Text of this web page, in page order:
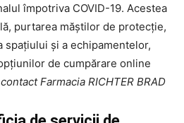
împotriva COVID-19. Acestea
purtarea măștilor de protecție,
spațiului și a echipamentelor,
de cumpărare online
Farmacia RICHTER BRAD